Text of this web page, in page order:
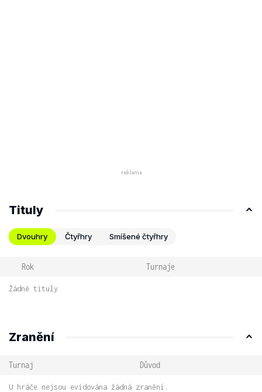
Tituly
Dvouhry Čtyřhry Smíšené čtyřhry
Rok Turnaje
Žádné tituly
Zranění
Turnaj Důvod
U hráče nejsou evidována žádná zranění.